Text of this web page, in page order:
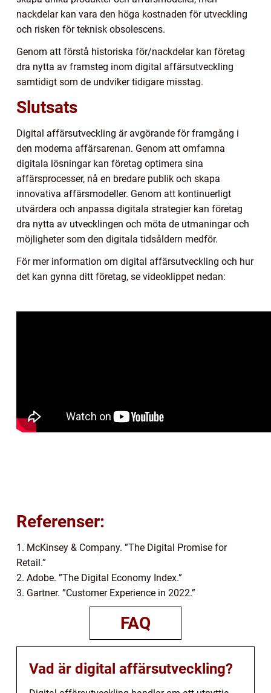
nackdelar kan vara den höga kostnaden för utveckling
och risken för teknisk obsolescens.
Genom att förstå historiska för/nackdelar kan företag
dra nytta av framsteg inom digital affärsutveckling
samtidigt som de undviker tidigare misstag.
Slutsats
Digital affärsutveckling är avgörande för framgång i
den moderna affärsarenan. Genom att omfamna
digitala lösningar kan företag optimera sina
affärsprocesser, nå en bredare publik och skapa
innovativa affärsmodeller. Genom att kontinuerligt
utvärdera och anpassa digitala strategier kan företag
dra nytta av utvecklingen och möta de utmaningar och
möjligheter som den digitala tidsåldern medför.
För mer information om digital affärsutveckling och hur
det kan gynna ditt företag, se videoklippet nedan:
Referenser:
1. McKinsey & Company. ”The Digital Promise for
Retail.”
2. Adobe. ”The Digital Economy Index.”
3. Gartner. ”Customer Experience in 2022.”
FAQ
Vad är digital affärsutveckling?